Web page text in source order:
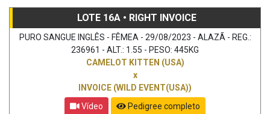
LOTE 16A • RIGHT INVOICE
PURO SANGUE INGLÊS - FÊMEA - 29/08/2023 - ALAZÃ - REG.:
236961 - ALT.: 1.55 - PESO: 445KG
CAMELOT KITTEN (USA)
x
INVOICE (WILD EVENT(USA))
Vídeo
Pedigree completo